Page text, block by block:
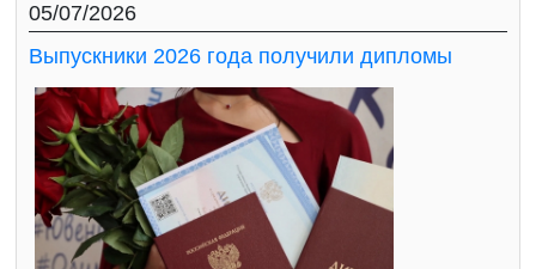
05/07/2026
Выпускники 2026 года получили дипломы